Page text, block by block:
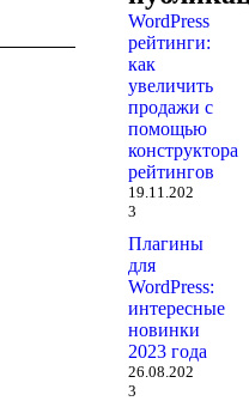
WordPress
рейтинги:
как
увеличить
продажи с
помощью
конструктора
рейтингов
19.11.202
3
Плагины
для
WordPress:
интересные
новинки
2023 года
26.08.202
3